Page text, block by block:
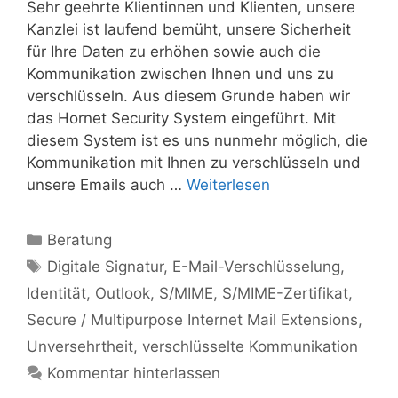
Sehr geehrte Klientinnen und Klienten, unsere
Kanzlei ist laufend bemüht, unsere Sicherheit
für Ihre Daten zu erhöhen sowie auch die
Kommunikation zwischen Ihnen und uns zu
verschlüsseln. Aus diesem Grunde haben wir
das Hornet Security System eingeführt. Mit
diesem System ist es uns nunmehr möglich, die
Kommunikation mit Ihnen zu verschlüsseln und
unsere Emails auch … Weiterlesen
Kategorien
Beratung
Schlagwörter
Digitale Signatur, E-Mail-Verschlüsselung,
Identität, Outlook, S/MIME, S/MIME-Zertifikat,
Secure / Multipurpose Internet Mail Extensions,
Unversehrtheit, verschlüsselte Kommunikation
Kommentar hinterlassen